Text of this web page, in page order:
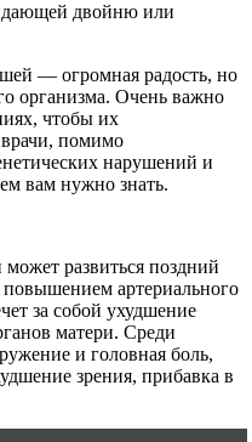
двойню или
— огромная радость, но
организма. Очень важно
чтобы их
врачи, помимо
нарушений и
вам нужно знать.
развиться поздний
повышением артериального
за собой ухудшение
матери. Среди
и головная боль,
зрения, прибавка в